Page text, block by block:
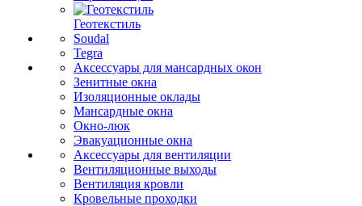
Геотекстиль
Soudal
Tegra
Аксессуары для мансардных окон
Зенитные окна
Изоляционные оклады
Мансардные окна
Окно-люк
Эвакуационные окна
Аксессуары для вентиляции
Вентиляционные выходы
Вентиляция кровли
Кровельные проходки